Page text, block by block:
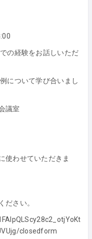
の経験をお話しいただ
について学び合いまし
議室
使わせていただきま
ださい。
closedform